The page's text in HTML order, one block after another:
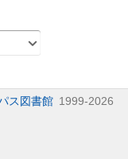
ス図書館 1999-2026